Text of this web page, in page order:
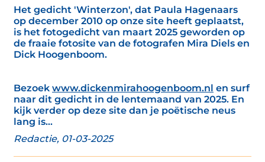
Het gedicht 'Winterzon', dat Paula Hagenaars
op december 2010 op onze site heeft geplaatst,
is het fotogedicht van maart 2025 geworden op
de fraaie fotosite van de fotografen Mira Diels en
Dick Hoogenboom.
Bezoek www.dickenmirahoogenboom.nl en surf
naar dit gedicht in de lentemaand van 2025. En
kijk verder op deze site dan je poëtische neus
lang is...
Redactie, 01-03-2025